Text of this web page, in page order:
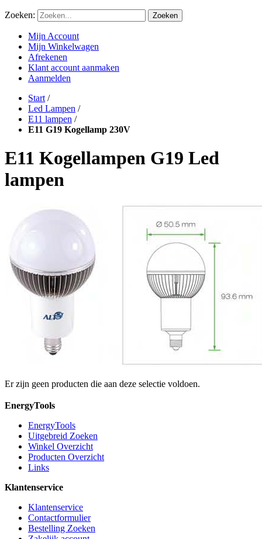
Zoeken: Zoeken
Mijn Account
Mijn Winkelwagen
Afrekenen
Klant account aanmaken
Aanmelden
Start /
Led Lampen /
E11 lampen /
E11 G19 Kogellamp 230V
E11 Kogellampen G19 Led
lampen
Er zijn geen producten die aan deze selectie voldoen.
EnergyTools
EnergyTools
Uitgebreid Zoeken
Winkel Overzicht
Producten Overzicht
Links
Klantenservice
Klantenservice
Contactformulier
Bestelling Zoeken